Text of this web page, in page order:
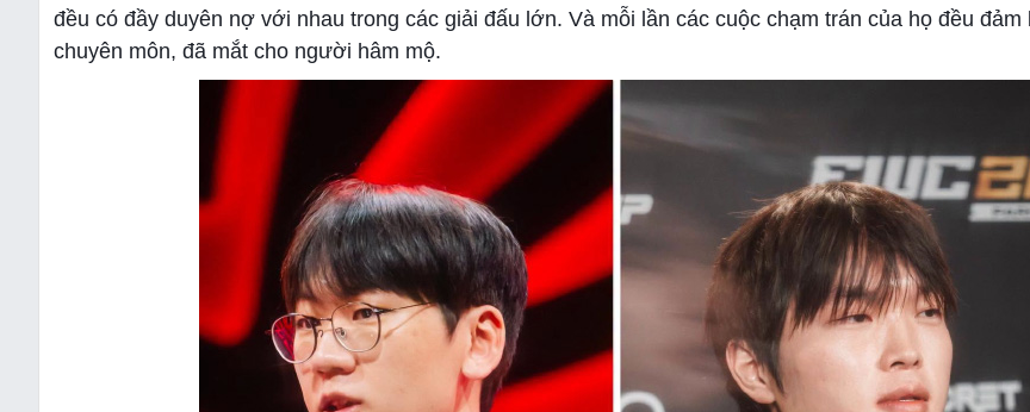
đều có đầy duyên nợ với nhau trong các giải đấu lớn. Và mỗi lần các cuộc chạm trán của họ đều đảm
chuyên môn, đã mắt cho người hâm mộ.